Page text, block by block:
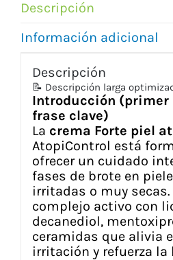
Descripción
Información adicional
Descripción
📝 Descripción larga
Introducción (primer
frase clave)
La crema Forte piel
AtopiControl está
ofrecer un cuidado
fases de brote en
irritadas o muy
complejo activo con
decanediol,
ceramidas que alivia
irritación y refuerza la